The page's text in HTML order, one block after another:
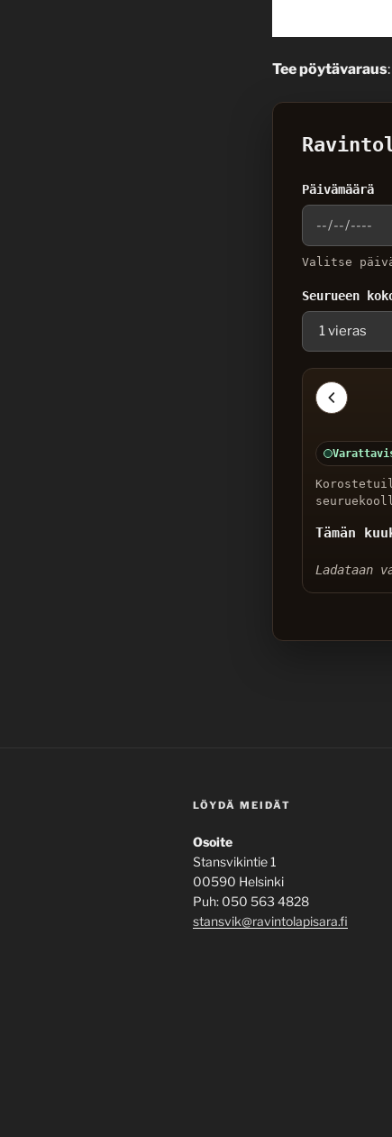
Tee pöytävaraus:
Päivämäärä
Valitse
Seurueen
Tämän
Ladataan
LÖYDÄ MEIDÄT
Osoite
Stansvikintie 1
00590 Helsinki
Puh: 050 563 4828
stansvik@ravintolapisara.fi